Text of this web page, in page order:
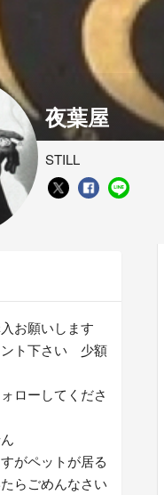
夜葉屋
STILL
お願いします
ト下さい 少額
ローしてくださ
がペットが居る
らごめんなさい